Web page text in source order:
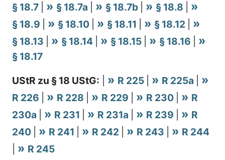
§ 18.7
§ 18.7a § 18.7b § 18.8
§ 18.9
§ 18.10 § 18.11 § 18.12
§ 18.13
§ 18.14 § 18.15 § 18.16
§ 18.17
UStR zu § 18 UStG:
R 225 R 225a
R 226
R 228 R 229 R 230
R
230a
R 231 R 231a R 239
R
240
R 241 R 242 R 243
R 244
R 245